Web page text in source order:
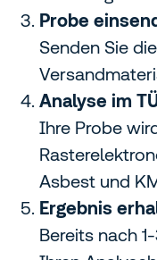
Probe
Senden Sie
Analyse im
Ihre Probe
Asbest und
Ergebnis
Bereits nach